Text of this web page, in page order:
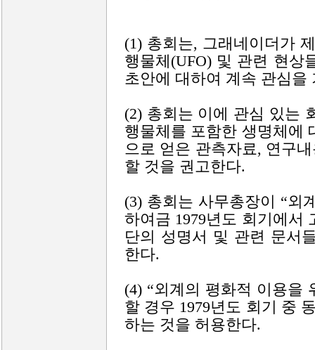
(1) 총회는, 그래네이더가
행물체(UFO) 및 관련 현상
초안에 대하여 계속 관심을
(2) 총회는 이에 관심 있는
행물체를 포함한 생명체에
으로 얻은 관측자료, 연구
할 것을 권고한다.
(3) 총회는 사무총장이 “외
하여금 1979년도 회기에서
단의 성명서 및 관련 문서
한다.
(4) “외계의 평화적 이용을
할 경우 1979년도 회기 중
하는 것을 허용한다.